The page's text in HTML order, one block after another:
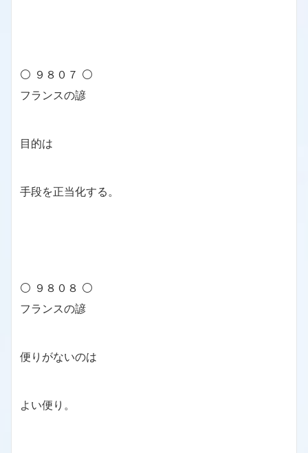
⚪ ９８０７ ⚪
フランスの諺
目的は
手段を正当化する。
⚪ ９８０８ ⚪
フランスの諺
便りがないのは
よい便り。